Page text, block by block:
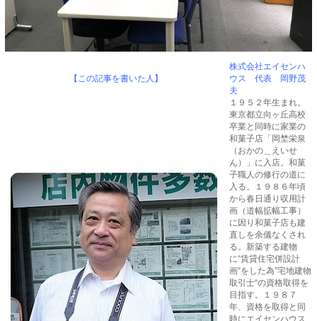
【この記事を書いた人】
株式会社エイセンハ
ウス 代表 岡野茂
夫
１９５２年生まれ。
東京都立向ヶ丘高校
卒業と同時に家業の
和菓子店「岡埜栄泉
（おかの＿えいせ
ん）」に入店。和菓
子職人の修行の道に
入る。１９８６年頃
から春日通り収用計
画（道幅拡幅工事）
に因り和菓子店も建
直しを余儀なくされ
る。新築する建物
に“賃貸住宅併設計
画“をした為”宅地建物
取引士“の資格取得を
目指す。１９８７
年、資格を取得と同
時にエイセンハウス